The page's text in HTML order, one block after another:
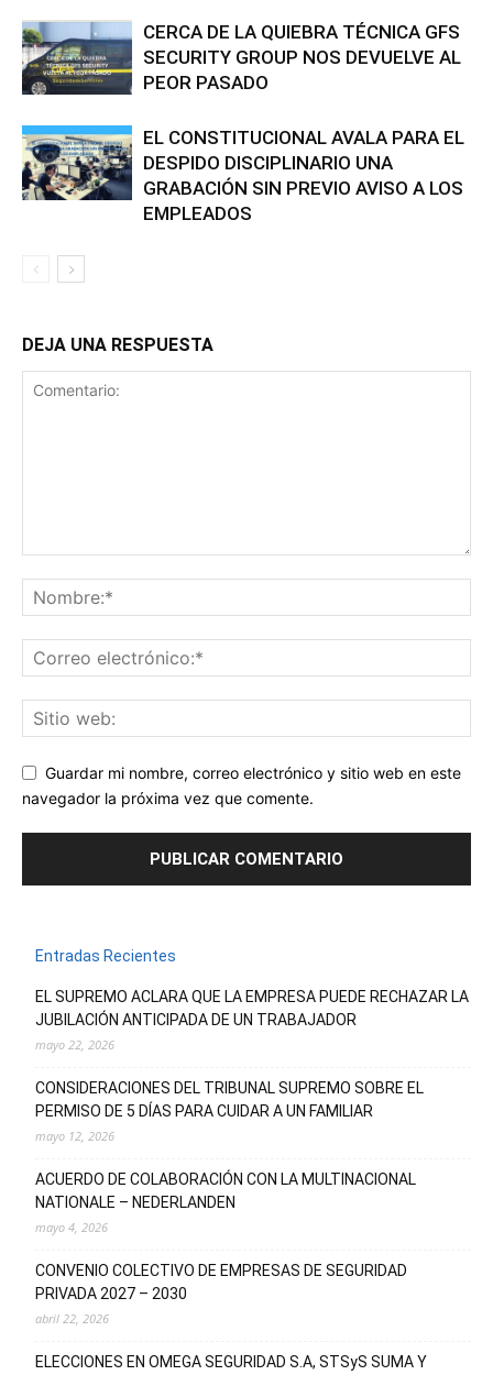
CERCA DE LA QUIEBRA TÉCNICA GFS
SECURITY GROUP NOS DEVUELVE AL
PEOR PASADO
EL CONSTITUCIONAL AVALA PARA EL
DESPIDO DISCIPLINARIO UNA
GRABACIÓN SIN PREVIO AVISO A LOS
EMPLEADOS
DEJA UNA RESPUESTA
Guardar mi nombre, correo electrónico y sitio web en este
navegador la próxima vez que comente.
Entradas Recientes
EL SUPREMO ACLARA QUE LA EMPRESA PUEDE RECHAZAR LA
JUBILACIÓN ANTICIPADA DE UN TRABAJADOR
mayo 22, 2026
CONSIDERACIONES DEL TRIBUNAL SUPREMO SOBRE EL
PERMISO DE 5 DÍAS PARA CUIDAR A UN FAMILIAR
mayo 12, 2026
ACUERDO DE COLABORACIÓN CON LA MULTINACIONAL
NATIONALE – NEDERLANDEN
mayo 4, 2026
CONVENIO COLECTIVO DE EMPRESAS DE SEGURIDAD
PRIVADA 2027 – 2030
abril 22, 2026
ELECCIONES EN OMEGA SEGURIDAD S.A, STSyS SUMA Y